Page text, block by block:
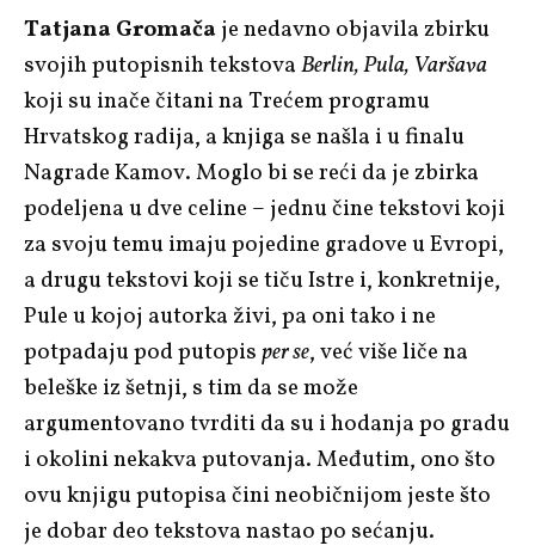
Tatjana Gromačaje nedavno objavila zbirku
svojih putopisnih tekstovaBerlin, Pula, Varšava
koji su inače čitani na Trećem programu
Hrvatskog radija, a knjiga se našla i u finalu
Nagrade Kamov. Moglo bi se reći da je zbirka
podeljena u dve celine – jednu čine tekstovi koji
za svoju temu imaju pojedine gradove u Evropi,
a drugu tekstovi koji se tiču Istre i, konkretnije,
Pule u kojoj autorka živi, pa oni tako i ne
potpadaju pod putopisper se, već više liče na
beleške iz šetnji, s tim da se može
argumentovano tvrditi da su i hodanja po gradu
i okolini nekakva putovanja. Međutim, ono što
ovu knjigu putopisa čini neobičnijom jeste što
je dobar deo tekstova nastao po sećanju.